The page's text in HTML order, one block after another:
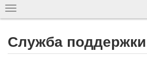
Показать
навигацию
Служба поддержки